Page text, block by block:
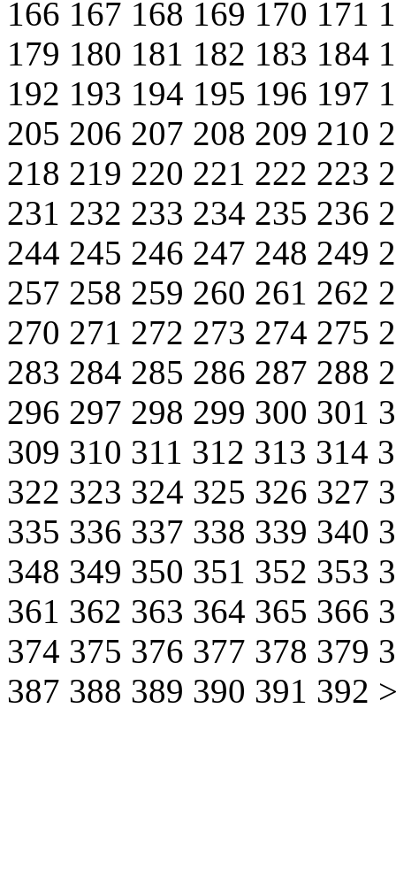
166 167 168 169 170 171
179 180 181 182 183 184
192 193 194 195 196 197
205 206 207 208 209 210
218 219 220 221 222 223
231 232 233 234 235 236
244 245 246 247 248 249
257 258 259 260 261 262
270 271 272 273 274 275
283 284 285 286 287 288
296 297 298 299 300 301
309 310 311 312 313 314
322 323 324 325 326 327
335 336 337 338 339 340
348 349 350 351 352 353
361 362 363 364 365 366
374 375 376 377 378 379
387 388 389 390 391 392